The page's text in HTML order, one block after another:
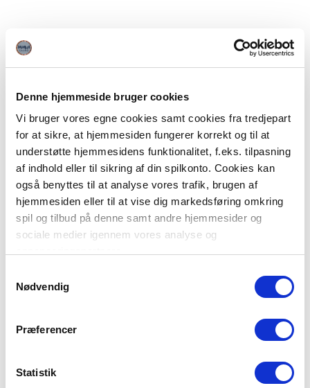
Denne hjemmeside bruger cookies
Vi bruger vores egne cookies samt cookies fra tredjepart
for at sikre, at hjemmesiden fungerer korrekt og til at
understøtte hjemmesidens funktionalitet, f.eks. tilpasning
af indhold eller til sikring af din spilkonto. Cookies kan
også benyttes til at analyse vores trafik, brugen af
hjemmesiden eller til at vise dig markedsføring omkring
spil og tilbud på denne samt andre hjemmesider og
sociale medier igennem vores analyse og
Du kan læse mere om vores brug af cookies under
"Detaljer" eller ved at klikke videre til vores Cookiepolitik,
Nødvendig
Præferencer
Statistik